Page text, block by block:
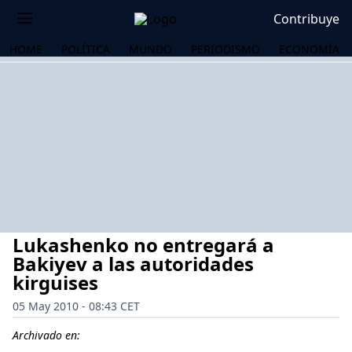
Contribuye
HOME POLÍTICA MUNDO PERIODISMO ECONOMÍA
Lukashenko no entregará a
Bakiyev a las autoridades
kirguises
05 May 2010 - 08:43 CET
Archivado en: